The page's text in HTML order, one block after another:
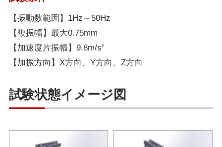
【振動数範囲】1Hz～50Hz
【複振幅】最大0.75mm
【加速度片振幅】9.8m/s2
【加振方向】X方向、Y方向、Z方向
試験状態イメージ図